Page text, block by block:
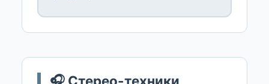
🎧 Стерео-техники